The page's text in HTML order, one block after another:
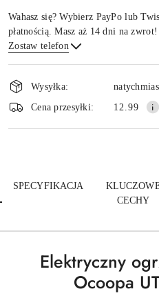
Wahasz się? Wybierz PayPo lub
płatnością. Masz aż 14 dni na zwrot!
Zostaw telefon
Dostępność
i
dostawa
Wysyłka:
Cena przesyłki:
12.99
SPECYFIKACJA
CECHY
Elektryczny
Ocoopa